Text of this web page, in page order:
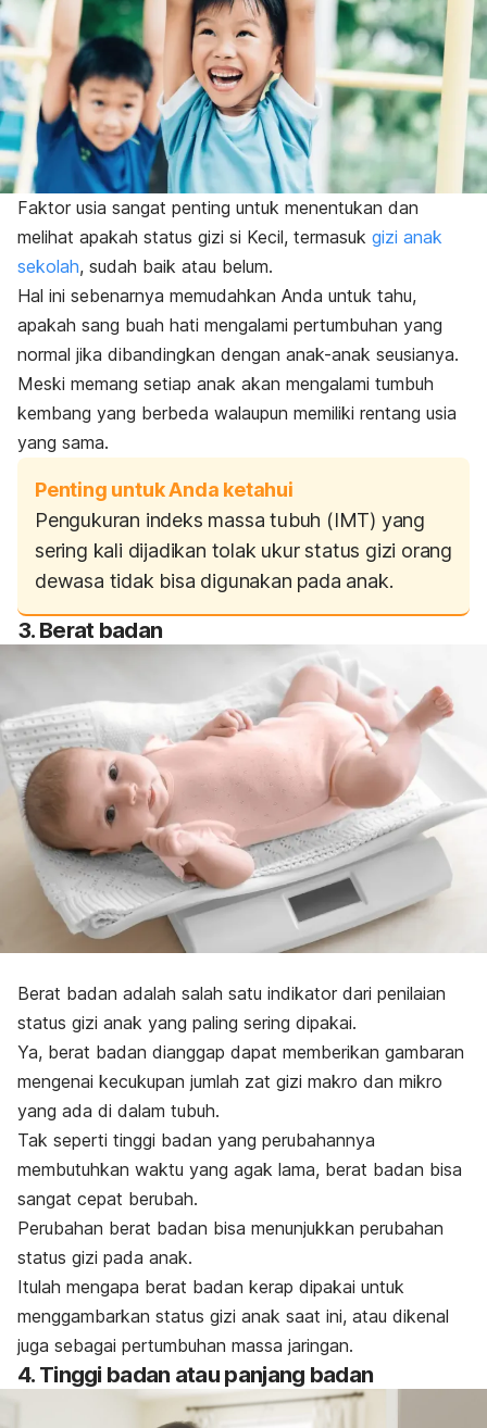
Faktor usia sangat penting untuk menentukan dan
melihat apakah status gizi si Kecil, termasuk gizi anak
sekolah, sudah baik atau belum.
Hal ini sebenarnya memudahkan Anda untuk tahu,
apakah sang buah hati mengalami pertumbuhan yang
normal jika dibandingkan dengan anak-anak seusianya.
Meski memang setiap anak akan mengalami tumbuh
kembang yang berbeda walaupun memiliki rentang usia
yang sama.
Penting untuk Anda ketahui
Pengukuran indeks massa tubuh (IMT) yang
sering kali dijadikan tolak ukur status gizi orang
dewasa tidak bisa digunakan pada anak.
3. Berat badan
Berat badan adalah salah satu indikator dari penilaian
status gizi anak yang paling sering dipakai.
Ya, berat badan dianggap dapat memberikan gambaran
mengenai kecukupan jumlah zat gizi makro dan mikro
yang ada di dalam tubuh.
Tak seperti tinggi badan yang perubahannya
membutuhkan waktu yang agak lama, berat badan bisa
sangat cepat berubah.
Perubahan berat badan bisa menunjukkan perubahan
status gizi pada anak.
Itulah mengapa berat badan kerap dipakai untuk
menggambarkan status gizi anak saat ini, atau dikenal
juga sebagai pertumbuhan massa jaringan.
4. Tinggi badan atau panjang badan